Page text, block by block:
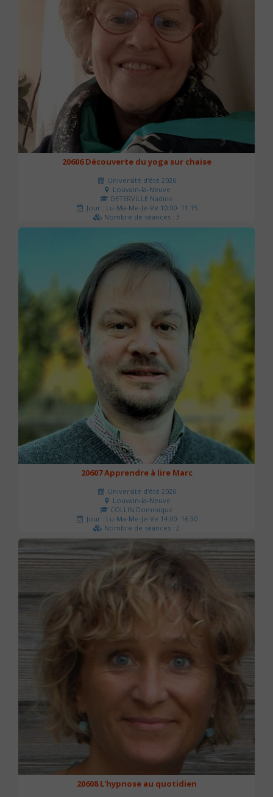
20606 Découverte du yoga sur chaise
Université d'été 2026
Louvain-la-Neuve
DETERVILLE Nadine
Jour : Lu-Ma-Me-Je-Ve 10:00- 11:15
Nombre de séances : 3
30 €
20607 Apprendre à lire Marc
Université d'été 2026
Louvain-la-Neuve
COLLIN Dominique
Jour : Lu-Ma-Me-Je-Ve 14:00- 16:30
Nombre de séances : 2
51 €
20608 L'hypnose au quotidien